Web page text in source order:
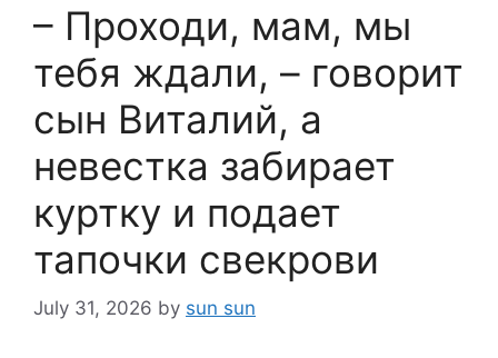
– Проходи, мам, мы
тебя ждали, – говорит
сын Виталий, а
невестка забирает
куртку и подает
тапочки свекрови
July 31, 2026 by sun sun